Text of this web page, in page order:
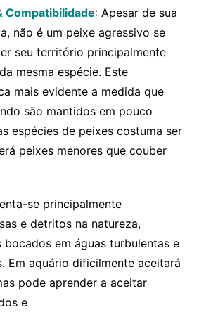
Compatibilidade: Apesar de sua
não é um peixe agressivo se
seu território principalmente
mesma espécie. Este
mais evidente a medida que
são mantidos em pouco
espécies de peixes costuma ser
peixes menores que couber
se principalmente
e detritos na natureza,
em águas turbulentas e
Em aquário dificilmente aceitará
pode aprender a aceitar
e